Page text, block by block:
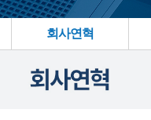
회사연혁